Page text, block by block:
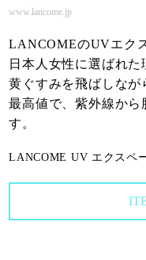
www.lancome.jp
LANCOMEのUVエク
日本人女性に選ばれた
黄ぐすみを飛ばしなが
最高値で、紫外線から
す。
LANCOME UV エクスペ